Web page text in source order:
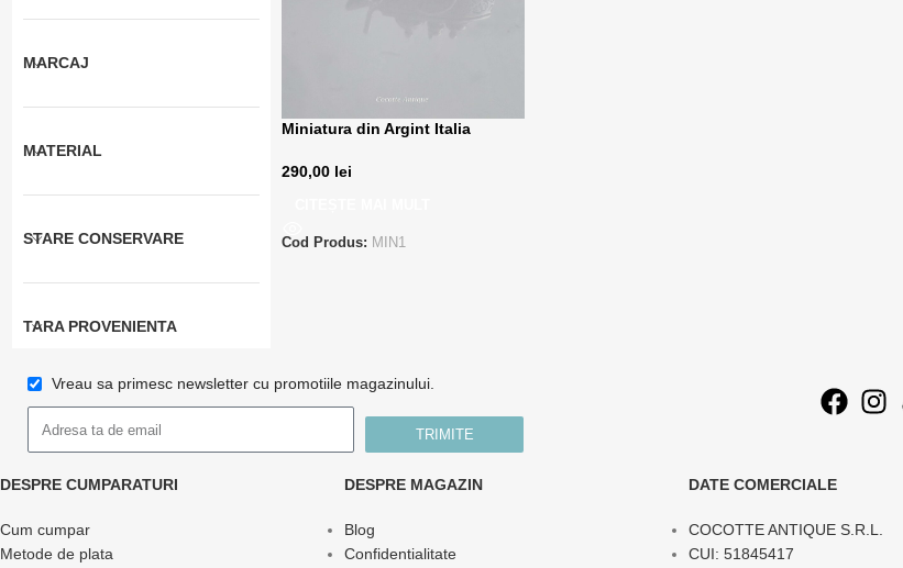
MARCAJ
MATERIAL
STARE CONSERVARE
TARA PROVENIENTA
Miniatura din Argint Italia
290,00 lei
Cod Produs: MIN1
Vreau sa primesc newsletter cu promotiile magazinului.
TRIMITE
DESPRE CUMPARATURI
Cum cumpar
Metode de plata
DESPRE MAGAZIN
Blog
Confidentialitate
DATE COMERCIALE
COCOTTE ANTIQUE S.R.L.
CUI: 51845417